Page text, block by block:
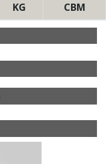
KG CBM